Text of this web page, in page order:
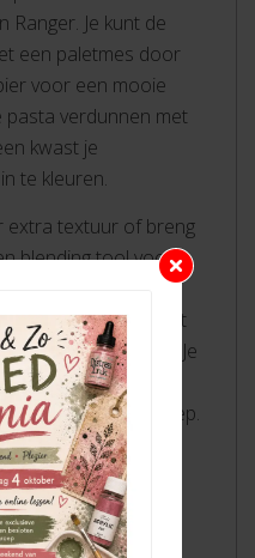
Ranger. Je kunt de
een paletmes door
voor een mooie
pasta verdunnen met
kwast je
te kleuren.
extra textuur of breng
blending tool voor
Zelfs stempelen met
levendige kleur blijft
als donker papier. Je
– zolang de pasta
met water en zeep.
paste kun je een
de pasta gaat
heb je een
afgeeft.